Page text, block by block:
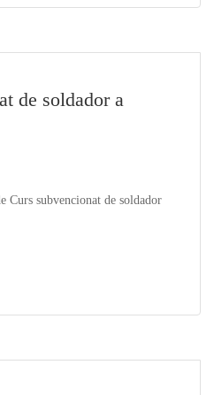
de soldador a
Curs subvencionat de soldador